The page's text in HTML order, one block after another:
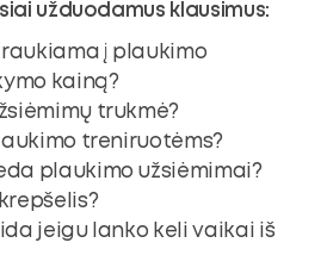
užduodamus klausimus:
į plaukimo
kainą?
trukmė?
treniruotėms?
plaukimo užsiėmimai?
jeigu lanko keli vaikai iš